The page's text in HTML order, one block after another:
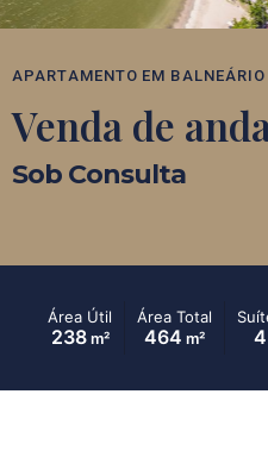
APARTAMENTO EM
Venda de
Sob Consulta
Área Útil
238m²
Área Total
464 m² 4